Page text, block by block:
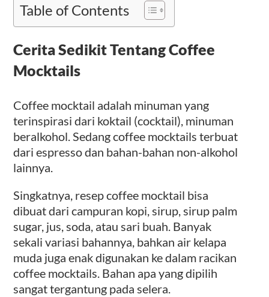
Table of Contents
Cerita Sedikit Tentang Coffee
Mocktails
Coffee mocktail adalah minuman yang
terinspirasi dari koktail (cocktail), minuman
beralkohol. Sedang coffee mocktails terbuat
dari espresso dan bahan-bahan non-alkohol
lainnya.
Singkatnya, resep coffee mocktail bisa
dibuat dari campuran kopi, sirup, sirup palm
sugar, jus, soda, atau sari buah. Banyak
sekali variasi bahannya, bahkan air kelapa
muda juga enak digunakan ke dalam racikan
coffee mocktails. Bahan apa yang dipilih
sangat tergantung pada selera.